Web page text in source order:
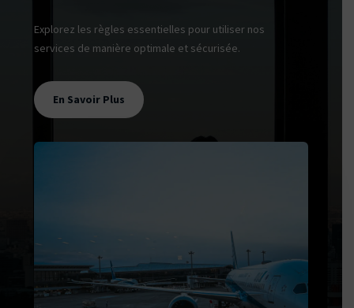
Explorez les règles essentielles pour utiliser nos
services de manière optimale et sécurisée.
En Savoir Plus